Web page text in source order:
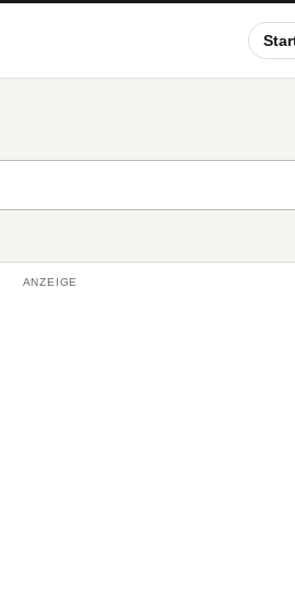
ANZEIGE